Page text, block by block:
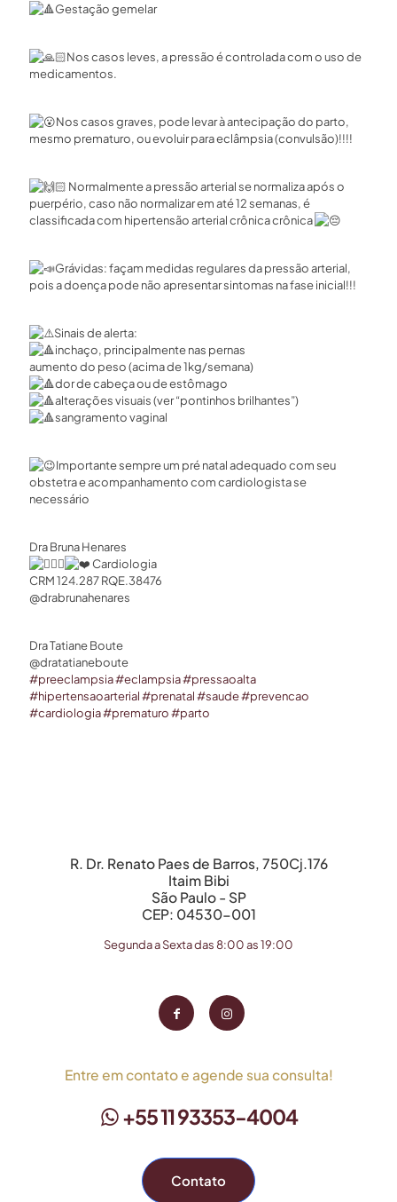
Gestação gemelar
Nos casos leves, a pressão é controlada com o uso de
medicamentos.
Nos casos graves, pode levar à antecipação do parto,
mesmo prematuro, ou evoluir para eclâmpsia (convulsão)!!!!
Normalmente a pressão arterial se normaliza após o
puerpério, caso não normalizar em até 12 semanas, é
classificada com hipertensão arterial crônica crônica
Grávidas: façam medidas regulares da pressão arterial,
pois a doença pode não apresentar sintomas na fase inicial!!!
Sinais de alerta:
inchaço, principalmente nas pernas
aumento do peso (acima de 1kg/semana)
dor de cabeça ou de estômago
alterações visuais (ver “pontinhos brilhantes”)
sangramento vaginal
Importante sempre um pré natal adequado com seu
obstetra e acompanhamento com cardiologista se
necessário
Dra Bruna Henares⁣
Cardiologia ⁣
CRM 124.287 RQE.38476 ⁣
@drabrunahenares ⠀⁣
Dra Tatiane Boute
@dratatianeboute
#preeclampsia#eclampsia#pressaoalta
#hipertensaoarterial#prenatal#saude#prevencao
#cardiologia#prematuro#parto
R. Dr. Renato Paes de Barros, 750Cj.176
Itaim Bibi
São Paulo - SP
CEP: 04530-001
Segunda a Sexta das 8:00 as 19:00
Entre em contato e agende sua consulta!
+55 11 93353-4004
Contato